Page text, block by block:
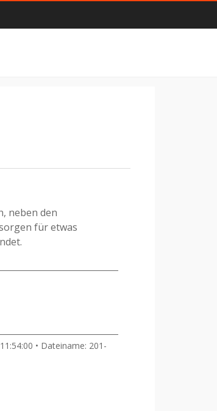
neben den
für etwas
• Dateiname: 201-